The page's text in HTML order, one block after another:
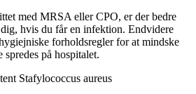
med MRSA eller CPO, er der bedre
hvis du får en infektion. Endvidere
forholdsregler for at mindske
på hospitalet.
Stafylococcus aureus